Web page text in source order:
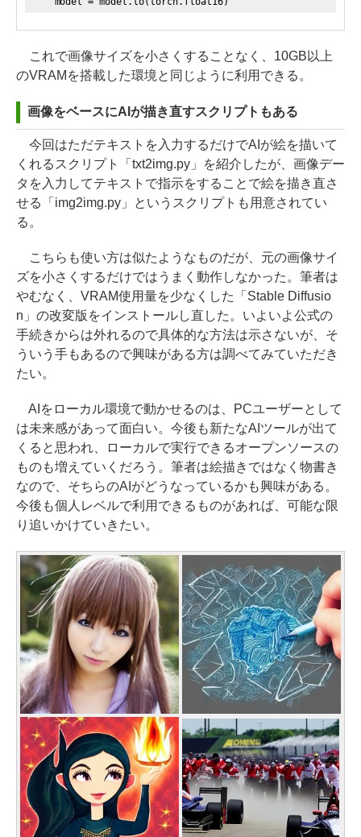
これで画像サイズを小さくすることなく、10GB以上
のVRAMを搭載した環境と同じように利用できる。
画像をベースにAIが描き直すスクリプトもある
今回はただテキストを入力するだけでAIが絵を描いて
くれるスクリプト「txt2img.py」を紹介したが、画像デー
タを入力してテキストで指示をすることで絵を描き直さ
せる「img2img.py」というスクリプトも用意されてい
る。
こちらも使い方は似たようなものだが、元の画像サイ
ズを小さくするだけではうまく動作しなかった。筆者は
やむなく、VRAM使用量を少なくした「Stable Diffusio
n」の改変版をインストールし直した。いよいよ公式の
手続きからは外れるので具体的な方法は示さないが、そ
ういう手もあるので興味がある方は調べてみていただき
たい。
AIをローカル環境で動かせるのは、PCユーザーとして
は未来感があって面白い。今後も新たなAIツールが出て
くると思われ、ローカルで実行できるオープンソースの
ものも増えていくだろう。筆者は絵描きではなく物書き
なので、そちらのAIがどうなっているかも興味がある。
今後も個人レベルで利用できるものがあれば、可能な限
り追いかけていきたい。